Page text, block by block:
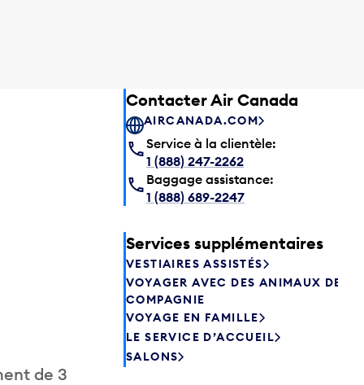
de 3
Contacter Air Canada
AIRCANADA.COM
Service à la clientèle:
1 (888) 247-2262
Baggage assistance:
1 (888) 689-2247
Services supplémentaires
VESTIAIRES ASSISTÉS
VOYAGER AVEC DES ANIMAUX DE
COMPAGNIE
VOYAGE EN FAMILLE
LE SERVICE D’ACCUEIL
SALONS